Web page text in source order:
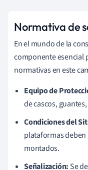
Normativa de
En el mundo de la
componente esencial
normativas en este
Equipo de
de cascos,
Condiciones del
plataformas
montados.
Señalización: Se